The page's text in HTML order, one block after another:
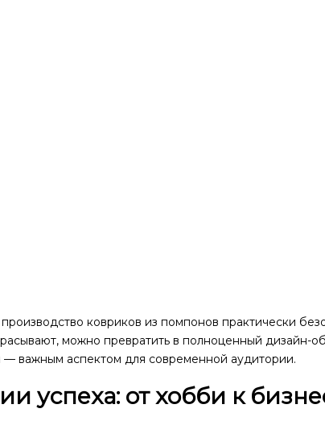
ковриков из помпонов практически
можно превратить в полноценный дизайн-
— важным аспектом для современной аудитории.
успеха: от хобби к